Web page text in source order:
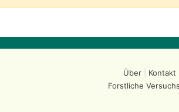
Über Kontakt
Forstliche